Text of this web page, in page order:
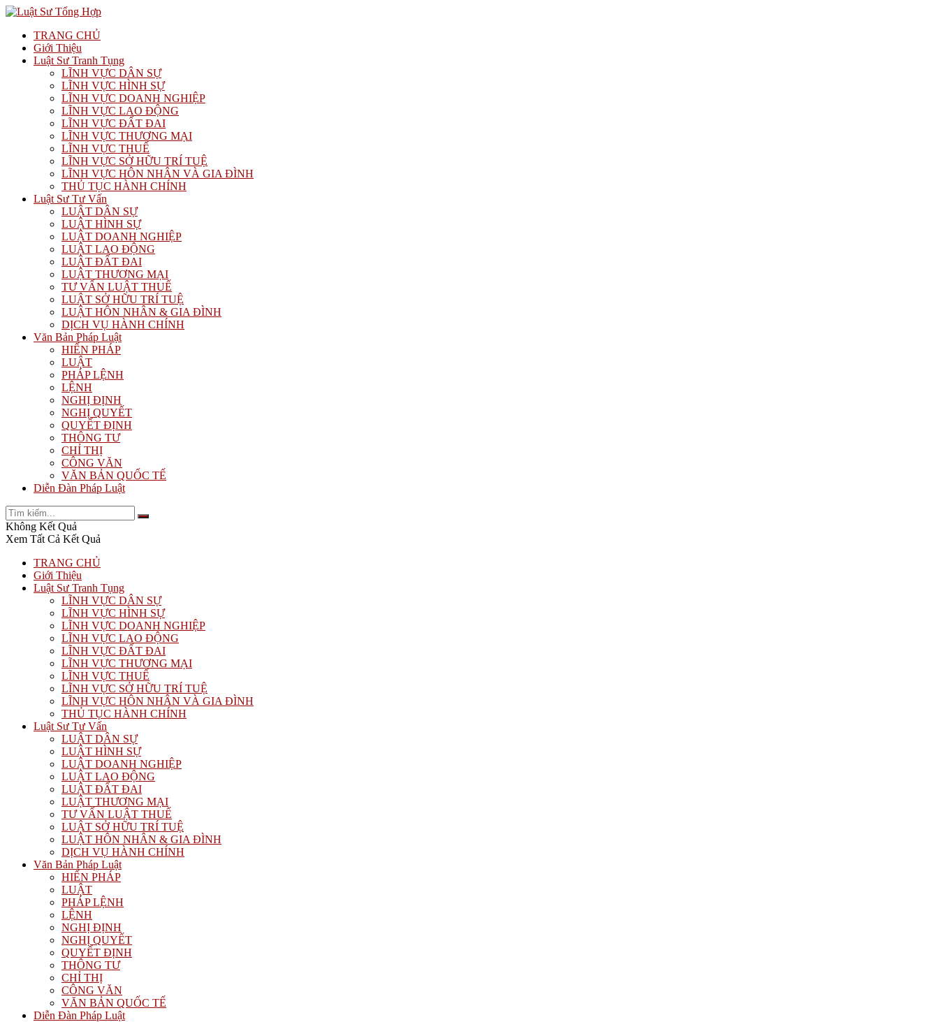
TRANG CHỦ
Giới Thiệu
Luật Sư Tranh Tụng
LĨNH VỰC DÂN SỰ
LĨNH VỰC HÌNH SỰ
LĨNH VỰC DOANH NGHIỆP
LĨNH VỰC LAO ĐỘNG
LĨNH VỰC ĐẤT ĐAI
LĨNH VỰC THƯƠNG MẠI
LĨNH VỰC THUẾ
LĨNH VỰC SỞ HỮU TRÍ TUỆ
LĨNH VỰC HÔN NHÂN VÀ GIA ĐÌNH
THỦ TỤC HÀNH CHÍNH
Luật Sư Tư Vấn
LUẬT DÂN SỰ
LUẬT HÌNH SỰ
LUẬT DOANH NGHIỆP
LUẬT LAO ĐỘNG
LUẬT ĐẤT ĐAI
LUẬT THƯƠNG MẠI
TƯ VẤN LUẬT THUẾ
LUẬT SỞ HỮU TRÍ TUỆ
LUẬT HÔN NHÂN & GIA ĐÌNH
DỊCH VỤ HÀNH CHÍNH
Văn Bản Pháp Luật
HIẾN PHÁP
LUẬT
PHÁP LỆNH
LỆNH
NGHỊ ĐỊNH
NGHỊ QUYẾT
QUYẾT ĐỊNH
THÔNG TƯ
CHỈ THỊ
CÔNG VĂN
VĂN BẢN QUỐC TẾ
Diễn Đàn Pháp Luật
Không Kết Quả
Xem Tất Cả Kết Quả
TRANG CHỦ
Giới Thiệu
Luật Sư Tranh Tụng
LĨNH VỰC DÂN SỰ
LĨNH VỰC HÌNH SỰ
LĨNH VỰC DOANH NGHIỆP
LĨNH VỰC LAO ĐỘNG
LĨNH VỰC ĐẤT ĐAI
LĨNH VỰC THƯƠNG MẠI
LĨNH VỰC THUẾ
LĨNH VỰC SỞ HỮU TRÍ TUỆ
LĨNH VỰC HÔN NHÂN VÀ GIA ĐÌNH
THỦ TỤC HÀNH CHÍNH
Luật Sư Tư Vấn
LUẬT DÂN SỰ
LUẬT HÌNH SỰ
LUẬT DOANH NGHIỆP
LUẬT LAO ĐỘNG
LUẬT ĐẤT ĐAI
LUẬT THƯƠNG MẠI
TƯ VẤN LUẬT THUẾ
LUẬT SỞ HỮU TRÍ TUỆ
LUẬT HÔN NHÂN & GIA ĐÌNH
DỊCH VỤ HÀNH CHÍNH
Văn Bản Pháp Luật
HIẾN PHÁP
LUẬT
PHÁP LỆNH
LỆNH
NGHỊ ĐỊNH
NGHỊ QUYẾT
QUYẾT ĐỊNH
THÔNG TƯ
CHỈ THỊ
CÔNG VĂN
VĂN BẢN QUỐC TẾ
Diễn Đàn Pháp Luật